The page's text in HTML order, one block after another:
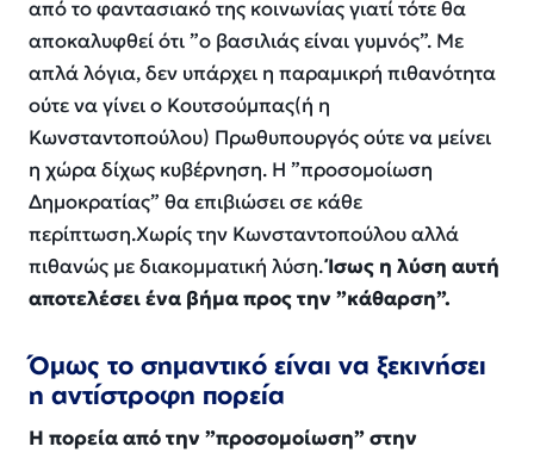
από το φαντασιακό της κοινωνίας γιατί τότε θα
αποκαλυφθεί ότι ”ο βασιλιάς είναι γυμνός”. Με
απλά λόγια, δεν υπάρχει η παραμικρή πιθανότητα
ούτε να γίνει ο Κουτσούμπας(ή η
Κωνσταντοπούλου) Πρωθυπουργός ούτε να μείνει
η χώρα δίχως κυβέρνηση. Η ”προσομοίωση
Δημοκρατίας” θα επιβιώσεισε κάθε
περίπτωση.Χωρίς την Κωνσταντοπούλου αλλά
πιθανώς μεδιακομματική λύση.Ίσως η λύση αυτή
αποτελέσει ένα βήμα προς την ”κάθαρση”.
Όμως το σημαντικό είναι να ξεκινήσει
η αντίστροφη πορεία
Η πορεία από την ”προσομοίωση” στην